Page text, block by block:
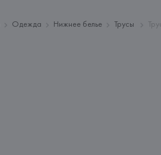
Одежда Нижнее белье Трусы